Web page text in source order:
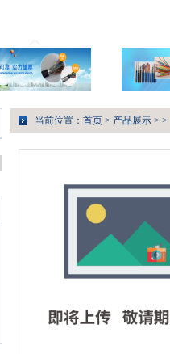
当前位置： 首页 > 产品展示 > >